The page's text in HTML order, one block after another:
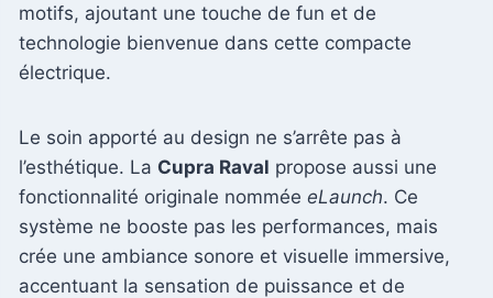
motifs, ajoutant une touche de fun et de
technologie bienvenue dans cette compacte
électrique.
Le soin apporté au design ne s’arrête pas à
l’esthétique. La Cupra Raval propose aussi une
fonctionnalité originale nommée eLaunch. Ce
système ne booste pas les performances, mais
crée une ambiance sonore et visuelle immersive,
accentuant la sensation de puissance et de